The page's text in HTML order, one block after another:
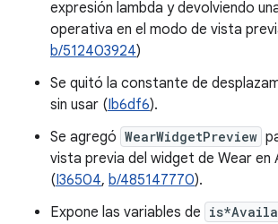
expresión lambda y devolviendo
operativa en el modo de vista
b/512403924)
Se quitó la constante de
sin usar (Ib6df6).
Se agregó WearWidgetPreview
vista previa del widget de Wear en
(I36504, b/485147770).
Expone las variables de